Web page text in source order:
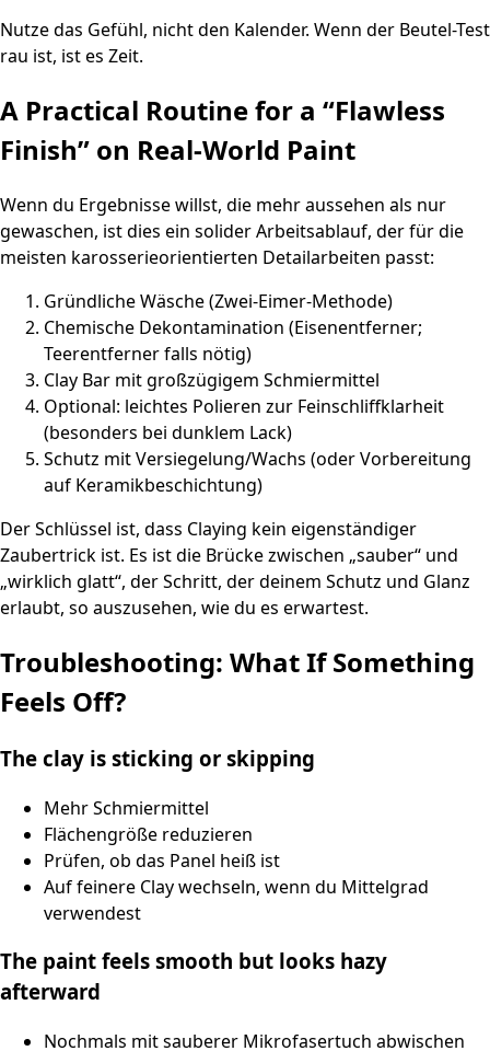
Nutze das Gefühl, nicht den Kalender. Wenn der Beutel-Test
rau ist, ist es Zeit.
A Practical Routine for a “Flawless
Finish” on Real-World Paint
Wenn du Ergebnisse willst, die mehr aussehen als nur
gewaschen, ist dies ein solider Arbeitsablauf, der für die
meisten karosserieorientierten Detailarbeiten passt:
Gründliche Wäsche (Zwei-Eimer-Methode)
Chemische Dekontamination (Eisenentferner;
Teerentferner falls nötig)
Clay Bar mit großzügigem Schmiermittel
Optional: leichtes Polieren zur Feinschliffklarheit
(besonders bei dunklem Lack)
Schutz mit Versiegelung/Wachs (oder Vorbereitung
auf Keramikbeschichtung)
Der Schlüssel ist, dass Claying kein eigenständiger
Zaubertrick ist. Es ist die Brücke zwischen „sauber“ und
„wirklich glatt“, der Schritt, der deinem Schutz und Glanz
erlaubt, so auszusehen, wie du es erwartest.
Troubleshooting: What If Something
Feels Off?
The clay is sticking or skipping
Mehr Schmiermittel
Flächengröße reduzieren
Prüfen, ob das Panel heiß ist
Auf feinere Clay wechseln, wenn du Mittelgrad
verwendest
The paint feels smooth but looks hazy
afterward
Nochmals mit sauberer Mikrofasertuch abwischen